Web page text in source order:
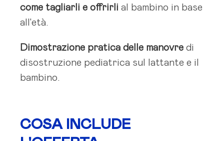
come tagliarli e offrirli al bambino in base
all'età.
Dimostrazione pratica delle manovre di
disostruzione pediatrica sul lattante e il
bambino.
COSA INCLUDE